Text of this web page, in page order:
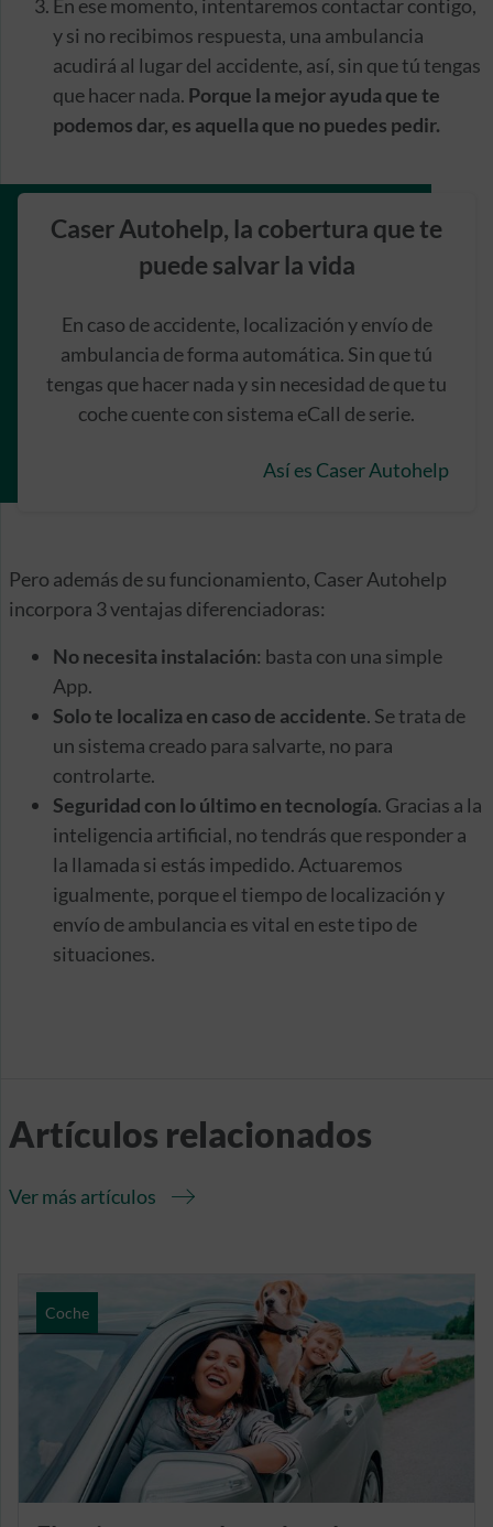
En ese momento, intentaremos contactar contigo,
y si no recibimos respuesta, una ambulancia
acudirá al lugar del accidente, así, sin que tú tengas
que hacer nada. Porque la mejor ayuda que te
podemos dar, es aquella que no puedes pedir.
Caser Autohelp, la cobertura que te
puede salvar la vida
En caso de accidente, localización y envío de
ambulancia de forma automática. Sin que tú
tengas que hacer nada y sin necesidad de que tu
coche cuente con sistema eCall de serie.
Así es Caser Autohelp
Pero además de su funcionamiento, Caser Autohelp
incorpora 3 ventajas diferenciadoras:
No necesita instalación: basta con una simple
App.
Solo te localiza en caso de accidente. Se trata de
un sistema creado para salvarte, no para
controlarte.
Seguridad con lo último en tecnología. Gracias a la
inteligencia artificial, no tendrás que responder a
la llamada si estás impedido. Actuaremos
igualmente, porque el tiempo de localización y
envío de ambulancia es vital en este tipo de
situaciones.
Artículos relacionados
Ver más artículos
Coche